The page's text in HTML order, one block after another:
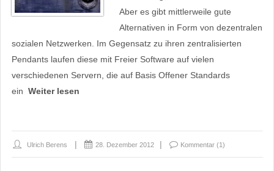
Aber es gibt mittlerweile gute
Alternativen in Form von dezentralen
sozialen Netzwerken. Im Gegensatz zu ihren zentralisierten
Pendants laufen diese mit Freier Software auf vielen
verschiedenen Servern, die auf Basis Offener Standards
ein Weiter lesen
Ulrich Berens 28. Dezember 2012 Kommentar (1)